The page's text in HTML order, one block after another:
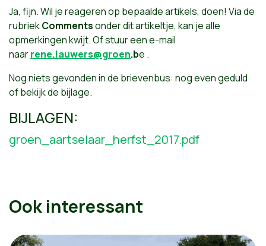
Ja, fijn. Wil je reageren op bepaalde artikels, doen! Via de
rubriekCommentsonder dit artikeltje, kan je alle
opmerkingen kwijt. Of stuur een e-mail
naarrene.lauwers@groen.be .
Nog niets gevonden in de brievenbus: nog even geduld
of bekijk de bijlage.
BIJLAGEN:
groen_aartselaar_herfst_2017.pdf
Ook interessant